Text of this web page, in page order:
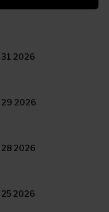
31 2026
29 2026
28 2026
25 2026